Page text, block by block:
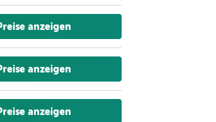
anzeigen
anzeigen
anzeigen